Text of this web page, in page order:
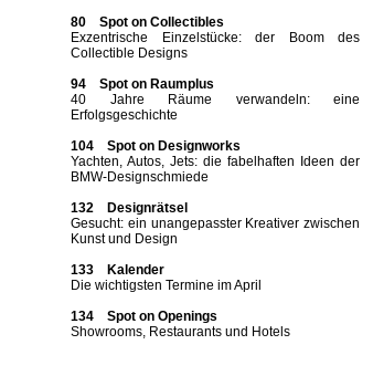
80 Spot on Collectibles
Exzentrische Einzelstücke: der Boom des
Collectible Designs
94 Spot on Raumplus
40 Jahre Räume verwandeln: eine
Erfolgsgeschichte
104 Spot on Designworks
Yachten, Autos, Jets: die fabelhaften Ideen der
BMW-Designschmiede
132 Designrätsel
Gesucht: ein unangepasster Kreativer zwischen
Kunst und Design
133 Kalender
Die wichtigsten Termine im April
134 Spot on Openings
Showrooms, Restaurants und Hotels